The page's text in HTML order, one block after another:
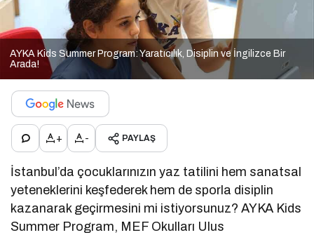
AYKA Kids Summer Program: Yaratıcılık, Disiplin ve İngilizce Bir
Arada!
+ - PAYLAŞ
İstanbul’da çocuklarınızın yaz tatilini hem sanatsal
yeteneklerini keşfederek hem de sporla disiplin
kazanarak geçirmesini mi istiyorsunuz? AYKA Kids
Summer Program, MEF Okulları Ulus